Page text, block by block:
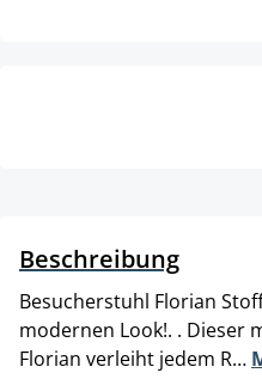
Beschreibung
Besucherstuhl Florian
modernen Look!. . Dieser
Florian verleiht jedem R…